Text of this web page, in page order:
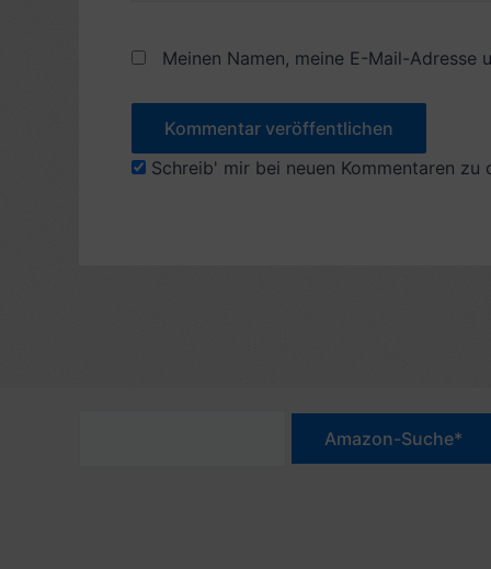
Meinen Namen, meine E-Mail-Adresse
Schreib' mir bei neuen Kommentaren zu